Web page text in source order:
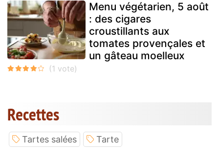
Menu végétarien, 5 août
: des cigares
croustillants aux
tomates provençales et
un gâteau moelleux
Recettes
Tartes salées Tarte